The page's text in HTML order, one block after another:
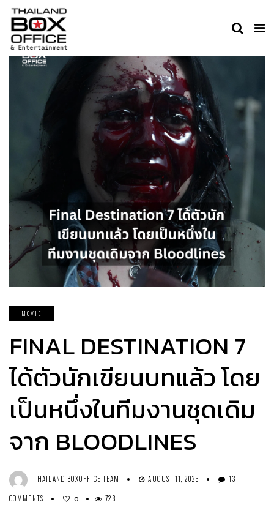
MOVIE
FINAL DESTINATION 7
ได้ตัวนักเขียนบทแล้ว โดย
เป็นหนึ่งในทีมงานชุดเดิม
จาก BLOODLINES
THAILAND BOXOFFICE TEAM AUGUST 11, 2025
13
COMMENTS
0 728